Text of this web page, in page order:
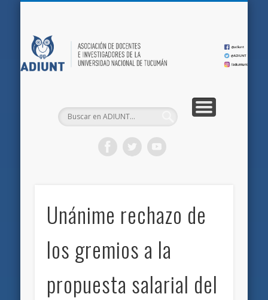
Unánime rechazo de
los gremios a la
propuesta salarial del